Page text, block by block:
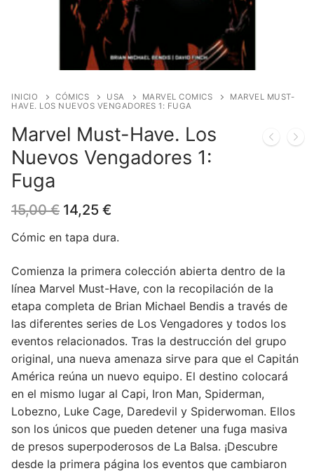
Juegos de cartas
Juegos de dados
Juegos de tablero
Juegos infantiles
Juegos de Rol
Juegos de miniaturas
Cómics
Manga
USA
DC Comics
Marvel Comics
Independiente
Harry Potter
Star Wars
Merchandising
Figuras
Funko POP!
Tazas/Vasos
Bandoleras/Bolsos
Puzzles
Posters
Peluches
Varios
Literatura
Liquidaciones
INICIO CÓMICS USA MARVEL COMICS
MARVEL MUST-
HAVE. LOS NUEVOS VENGADORES 1: FUGA
Marvel Must-Have. Los
Nuevos Vengadores 1:
Fuga
15,00€ El
precio
original
15,00 €.
14,25 €
actual
14,25 €.
Cómic en tapa dura.
Comienza la primera colección abierta dentro de la
línea Marvel Must-Have, con la recopilación de la
etapa completa de Brian Michael Bendis a través de
las diferentes series de Los Vengadores y todos los
eventos relacionados. Tras la destrucción del grupo
original, una nueva amenaza sirve para que el Capitán
América reúna un nuevo equipo. El destino colocará
en el mismo lugar al Capi, Iron Man, Spiderman,
Lobezno, Luke Cage, Daredevil y Spiderwoman. Ellos
son los únicos que pueden detener una fuga masiva
de presos superpoderosos de La Balsa. ¡Descubre
desde la primera página los eventos que cambiaron